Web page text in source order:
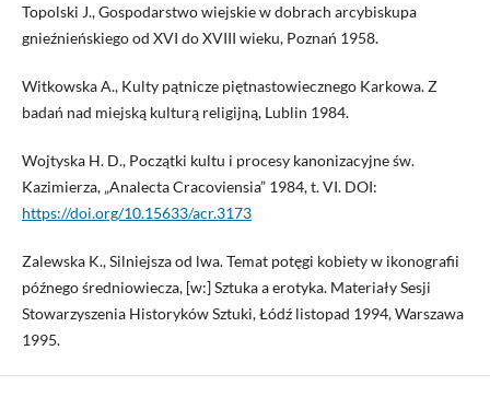
Topolski J., Gospodarstwo wiejskie w dobrach arcybiskupa
gnieźnieńskiego od XVI do XVIII wieku, Poznań 1958.
Witkowska A., Kulty pątnicze piętnastowiecznego Karkowa. Z
badań nad miejską kulturą religijną, Lublin 1984.
Wojtyska H. D., Początki kultu i procesy kanonizacyjne św.
Kazimierza, „Analecta Cracoviensia” 1984, t. VI. DOI:
https://doi.org/10.15633/acr.3173
Zalewska K., Silniejsza od lwa. Temat potęgi kobiety w ikonografii
późnego średniowiecza, [w:] Sztuka a erotyka. Materiały Sesji
Stowarzyszenia Historyków Sztuki, Łódź listopad 1994, Warszawa
1995.